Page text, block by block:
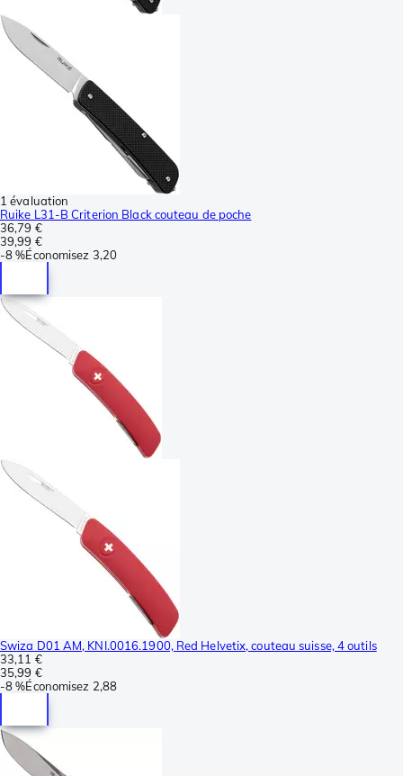
1 évaluation
Ruike L31-B Criterion Black couteau de poche
36,79 €
39,99 €
-8 %Économisez 3,20
Swiza D01 AM, KNI.0016.1900, Red Helvetix, couteau suisse, 4 outils
33,11 €
35,99 €
-8 %Économisez 2,88